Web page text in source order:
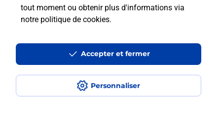
tout moment ou obtenir plus d'informations via
notre politique de cookies.
Personnaliser
Accepter et fermer
Accessibilité : partiellement conforme
Conditions contractuelles
Mentions légales